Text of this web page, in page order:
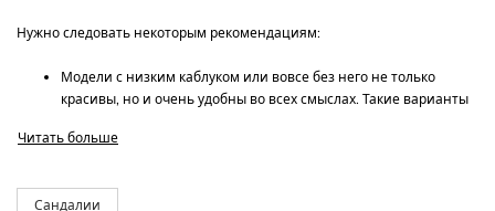
Нужно следовать некоторым рекомендациям:
Модели с низким каблуком или вовсе без него не только
красивы, но и очень удобны во всех смыслах. Такие варианты
оттенка или айвори. Также хорошо смотрятся с белыми
нужно подчеркнуть нежность, то стоит присмотреться к легкой
Читать больше
Сандалии